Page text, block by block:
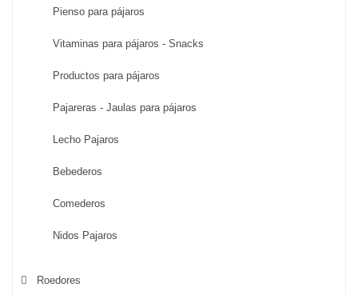
Pienso para pájaros
Vitaminas para pájaros - Snacks
Productos para pájaros
Pajareras - Jaulas para pájaros
Lecho Pajaros
Bebederos
Comederos
Nidos Pajaros
Roedores